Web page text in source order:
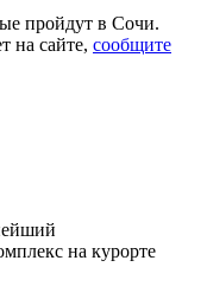
пройдут в Сочи.
на сайте, сообщите
на курорте